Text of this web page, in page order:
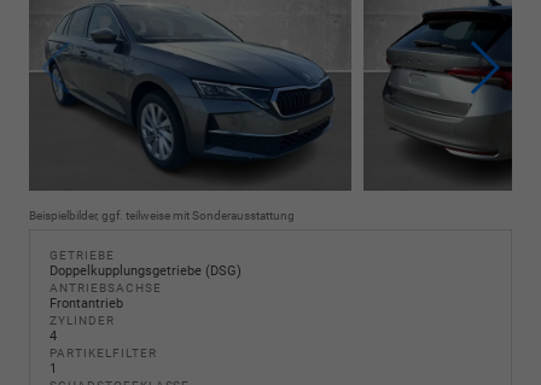
Beispielbilder, ggf. teilweise mit Sonderausstattung
GETRIEBE
Doppelkupplungsgetriebe (DSG)
ANTRIEBSACHSE
Frontantrieb
ZYLINDER
4
PARTIKELFILTER
1